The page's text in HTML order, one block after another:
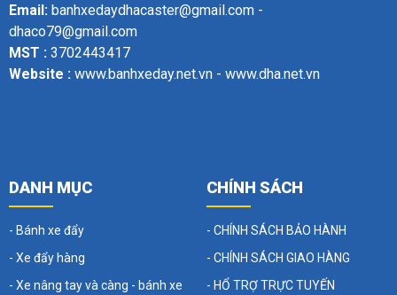
Email: banhxedaydhacaster@gmail.com -
dhaco79@gmail.com
MST : 3702443417
Website : www.banhxeday.net.vn - www.dha.net.vn
DANH MỤC
- Bánh xe đẩy
- Xe đẩy hàng
- Xe nâng tay và càng - bánh xe
CHÍNH SÁCH
- CHÍNH SÁCH BẢO HÀNH
- CHÍNH SÁCH GIAO HÀNG
- HỔ TRỢ TRỰC TUYẾN